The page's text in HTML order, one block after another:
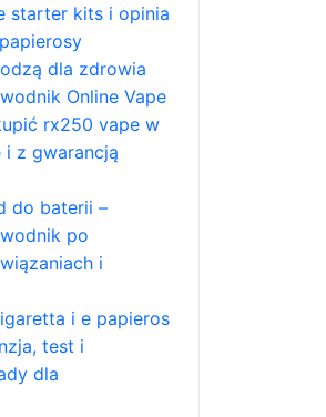
starter kits i opinia
dla zdrowia
Online Vape
rx250 vape w
i z gwarancją
do baterii –
po
i
i e papieros
test i
dla